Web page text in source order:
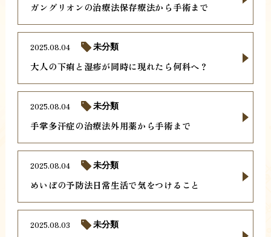
ガングリオンの治療法保存療法から手術まで
大人の下痢と湿疹が同時に現れたら何科へ？
2025.08.04 未分類
手掌多汗症の治療法外用薬から手術まで
2025.08.04 未分類
めいぼの予防法日常生活で気をつけること
2025.08.04 未分類
2025.08.03 未分類